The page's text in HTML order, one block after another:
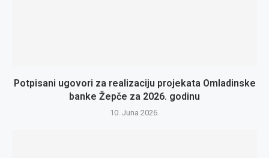
Potpisani ugovori za realizaciju projekata Omladinske
banke Žepče za 2026. godinu
10. Juna 2026.